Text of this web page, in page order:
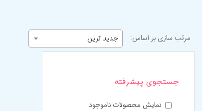
مرتب سازی بر اساس: جدید ترین
جستجوی پیشرفته
نمایش محصولات ناموجود